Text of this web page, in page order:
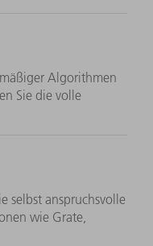
Algorithmen
Sie die volle
selbst anspruchsvolle
wie Grate,